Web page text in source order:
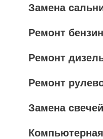
Замена
Ремонт
Ремонт
Ремонт
Замена